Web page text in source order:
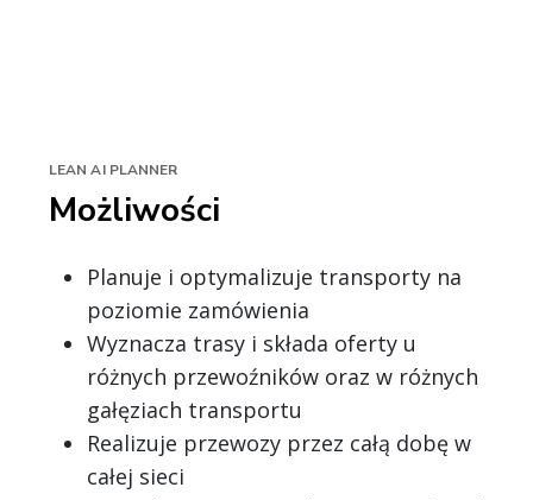
LEAN AI PLANNER
Możliwości
Planuje i optymalizuje transporty na
poziomie zamówienia
Wyznacza trasy i składa oferty u
różnych przewoźników oraz w różnych
gałęziach transportu
Realizuje przewozy przez całą dobę w
całej sieci